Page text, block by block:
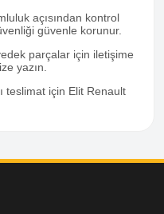
açısından kontrol
güvenle korunur.
parçalar için iletişime
yazın.
teslimat için Elit Renault